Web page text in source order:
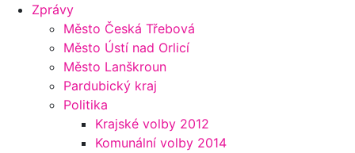
Zprávy
Město Česká Třebová
Město Ústí nad Orlicí
Město Lanškroun
Pardubický kraj
Politika
Krajské volby 2012
Komunální volby 2014